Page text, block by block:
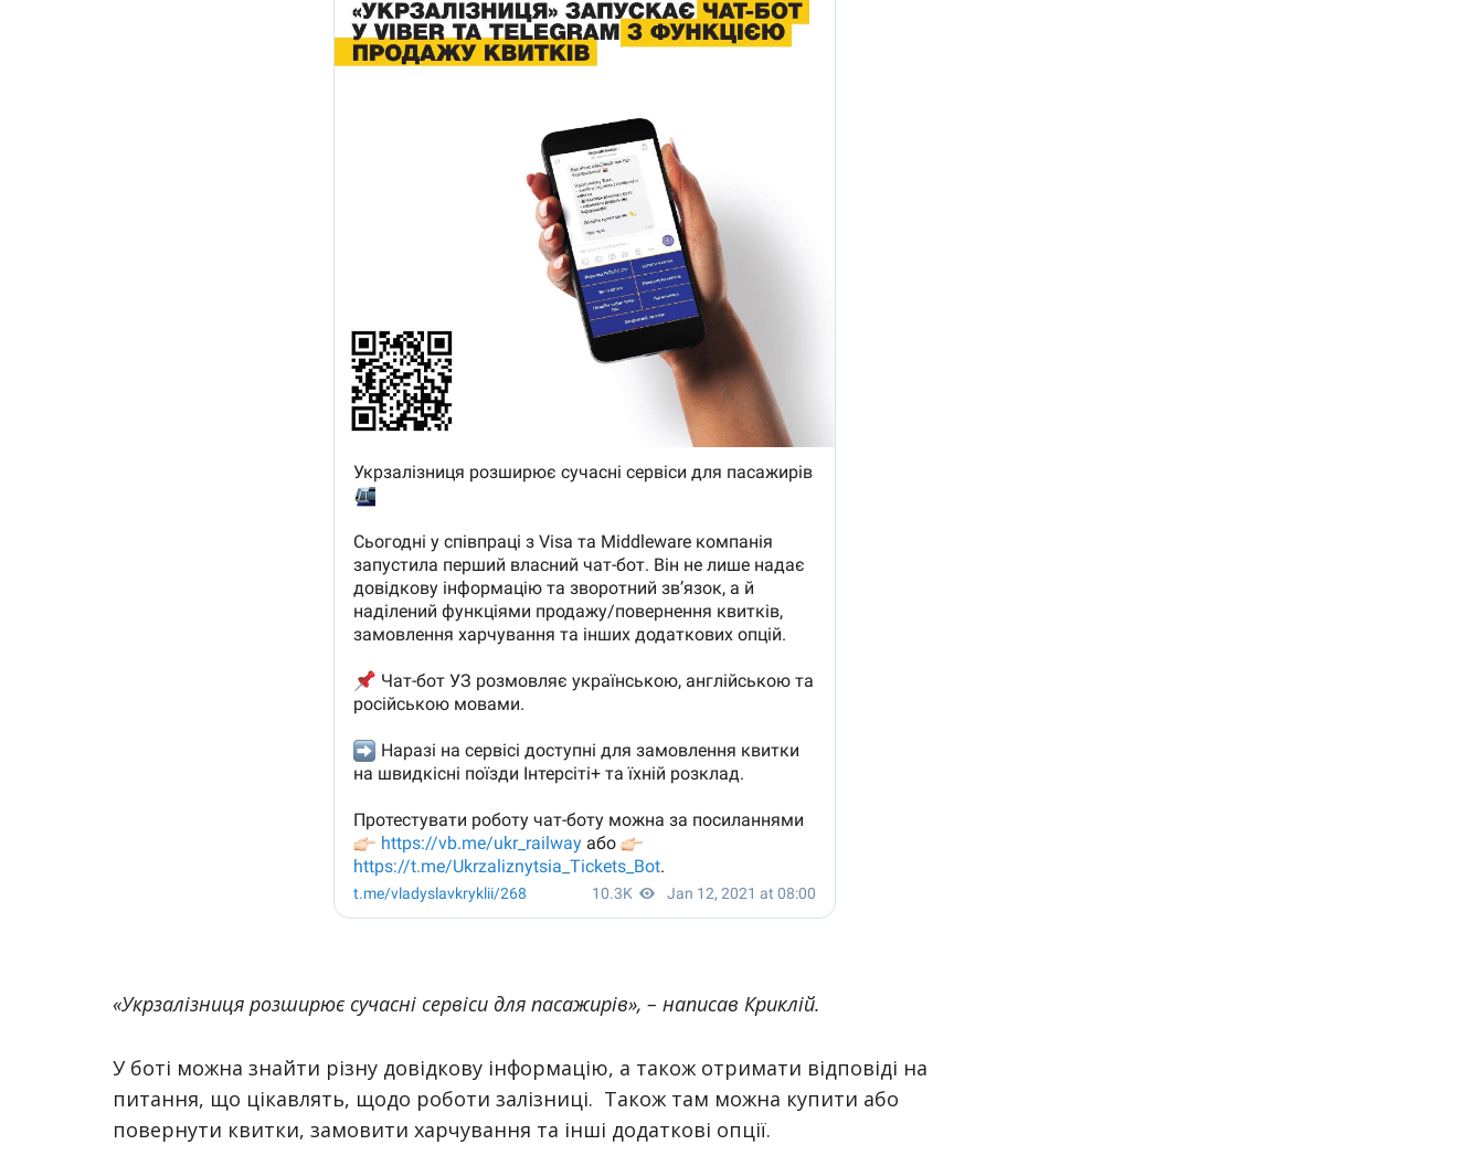
«Укрзалізниця розширює сучасні сервіси для пасажирів», – написав Криклій.
У боті можна знайти різну довідкову інформацію, а також отримати відповіді на
питання, що цікавлять, щодо роботи залізниці. Також там можна купити або
повернути квитки, замовити харчування та інші додаткові опції.